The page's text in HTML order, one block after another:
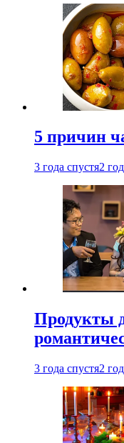
5 причин
3 года спустя2
Продукты
3 года спустя2